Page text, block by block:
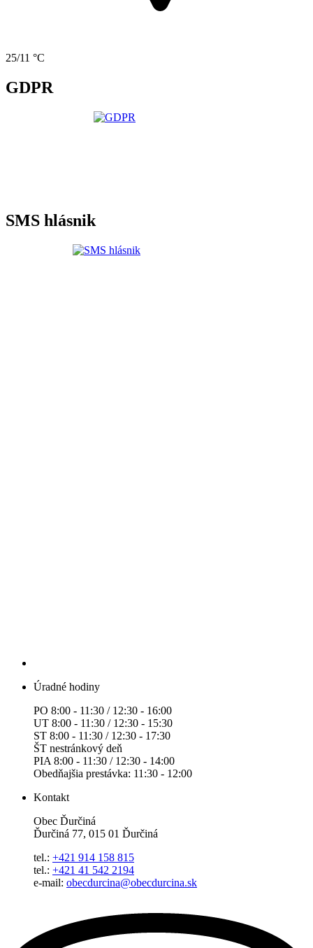
25/11 °C
GDPR
SMS hlásnik
Úradné hodiny
PO 8:00 - 11:30 / 12:30 - 16:00
UT 8:00 - 11:30 / 12:30 - 15:30
ST 8:00 - 11:30 / 12:30 - 17:30
ŠT nestránkový deň
PIA 8:00 - 11:30 / 12:30 - 14:00
Obedňajšia prestávka: 11:30 - 12:00
Kontakt
Obec Ďurčiná
Ďurčiná 77, 015 01 Ďurčiná
tel.: +421 914 158 815
tel.: +421 41 542 2194
e-mail: obecdurcina@obecdurcina.sk